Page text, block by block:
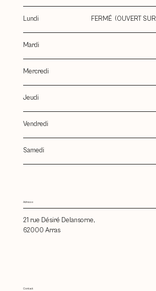
Lundi FERMÉ (OUVERT SUR
Mardi
Mercredi
Jeudi
Vendredi
Samedi
Adresse
21 rue Désiré Delansorne,
62000 Arras
Contact